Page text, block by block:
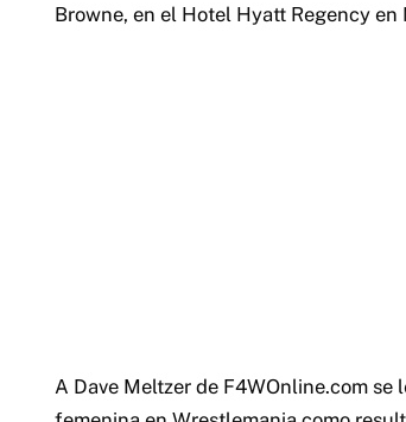
Browne, en el Hotel Hyatt Regency en
A Dave Meltzer de F4WOnline.com